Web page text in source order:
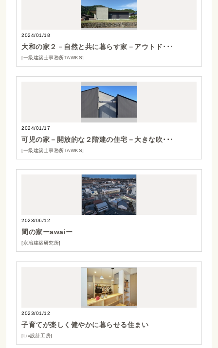
2024/01/18
大和の家２－自然と共に暮らす家－アウトド･･･
[一級建築士事務所TAWKS]
2024/01/17
可児の家－開放的な２階建の住宅－大きな吹･･･
[一級建築士事務所TAWKS]
2023/06/12
間の家ーawaiー
[永冶建築研究所]
2023/01/12
子育てが楽しく健やかに暮らせる住まい
[Liv設計工房]